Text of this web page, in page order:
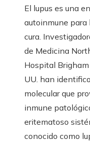
El lupus es una
autoinmune para
cura.
de Medicina
Hospital
UU. han
molecular que
inmune
eritematoso
conocido como